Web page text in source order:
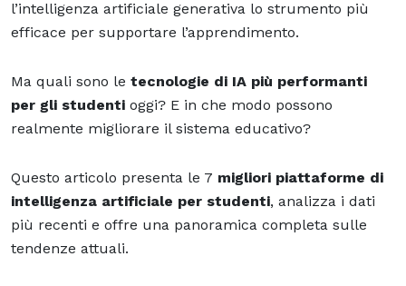
l’intelligenza artificiale generativa lo strumento più
efficace per supportare l’apprendimento.
Ma quali sono le tecnologie di IA più performanti
per gli studenti oggi? E in che modo possono
realmente migliorare il sistema educativo?
Questo articolo presenta le 7 migliori piattaforme di
intelligenza artificiale per studenti, analizza i dati
più recenti e offre una panoramica completa sulle
tendenze attuali.